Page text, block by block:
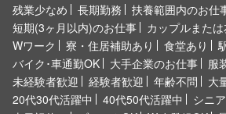
残業少なめ
長期勤務
扶養範囲内のお仕
短期(3ヶ月以内)のお仕事
カップルまた
Wワーク
寮・住居補助あり 食堂あり
バイク･車通勤OK
大手企業のお仕事 服
未経験者歓迎
経験者歓迎 年齢不問
大
20代30代活躍中
40代50代活躍中
シニ